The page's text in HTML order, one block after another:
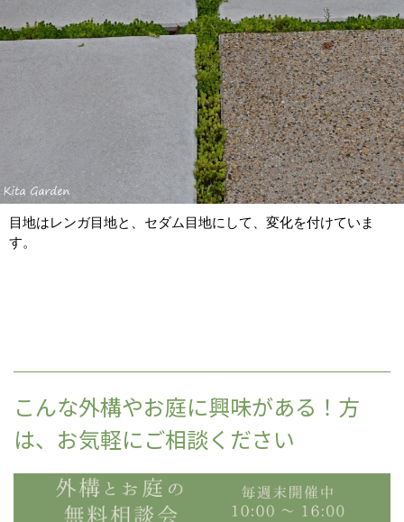
目地はレンガ目地と、セダム目地にして、変化を付けていま
す。
こんな外構やお庭に興味がある！方
は、お気軽にご相談ください